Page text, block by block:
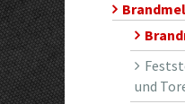
und